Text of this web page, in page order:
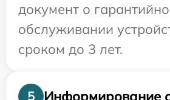
документ о
обслуживании
сроком до 3 лет.
5 Информирование